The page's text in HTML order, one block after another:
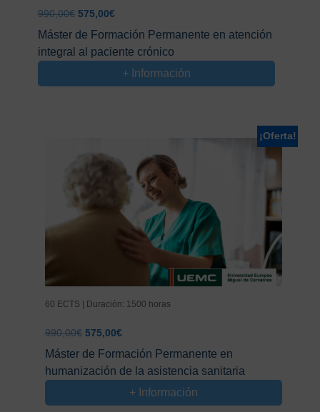
990,00€ El
precio
original
era:
575,00€El
precio
actual
es:
575,00€.
Máster de Formación Permanente en atención
integral al paciente crónico
+ Información
¡Oferta!
60 ECTS | Duración: 1500 horas
990,00€ El
precio
original
era:
575,00€El
precio
actual
es:
575,00€.
Máster de Formación Permanente en
humanización de la asistencia sanitaria
+ Información